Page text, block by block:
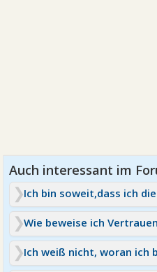
Wie beweise ich
Ich weiß nicht, woran ich